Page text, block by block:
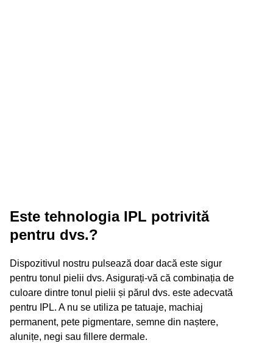
Este tehnologia IPL potrivită
pentru dvs.?
Dispozitivul nostru pulsează doar dacă este sigur
pentru tonul pielii dvs. Asigurați-vă că combinația de
culoare dintre tonul pielii și părul dvs. este adecvată
pentru IPL. A nu se utiliza pe tatuaje, machiaj
permanent, pete pigmentare, semne din naștere,
alunițe, negi sau fillere dermale.